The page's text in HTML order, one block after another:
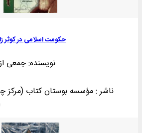
حکومت اسلامی در کوثر
نویسنده: جمعی
ناشر : مؤسسه بوستان کتاب (مرکز